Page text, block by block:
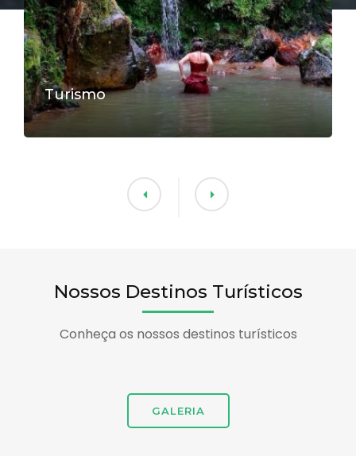
Turismo
Nossos Destinos Turísticos
Conheça os nossos destinos turísticos
GALERIA